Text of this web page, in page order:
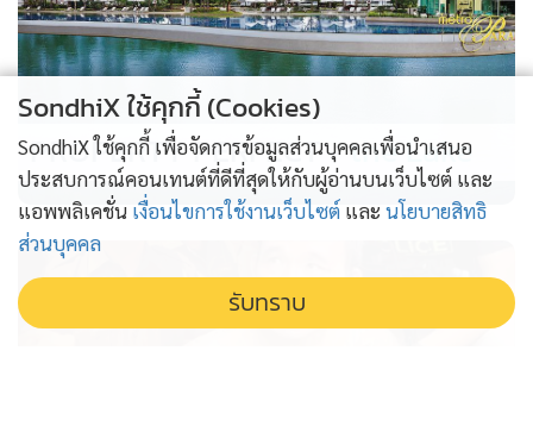
PROPERTY PERFECT -the Lake
SondhiX ใช้คุกกี้ (Cookies)
SondhiX ใช้คุกกี้ เพื่อจัดการข้อมูลส่วนบุคคลเพื่อนำเสนอ
ประสบการณ์คอนเทนต์ที่ดีที่สุดให้กับผู้อ่านบนเว็บไซต์ และ
แอพพลิเคชั่น เงื่อนไขการใช้งานเว็บไซต์ และ นโยบายสิทธิ
ส่วนบุคคล
รับทราบ